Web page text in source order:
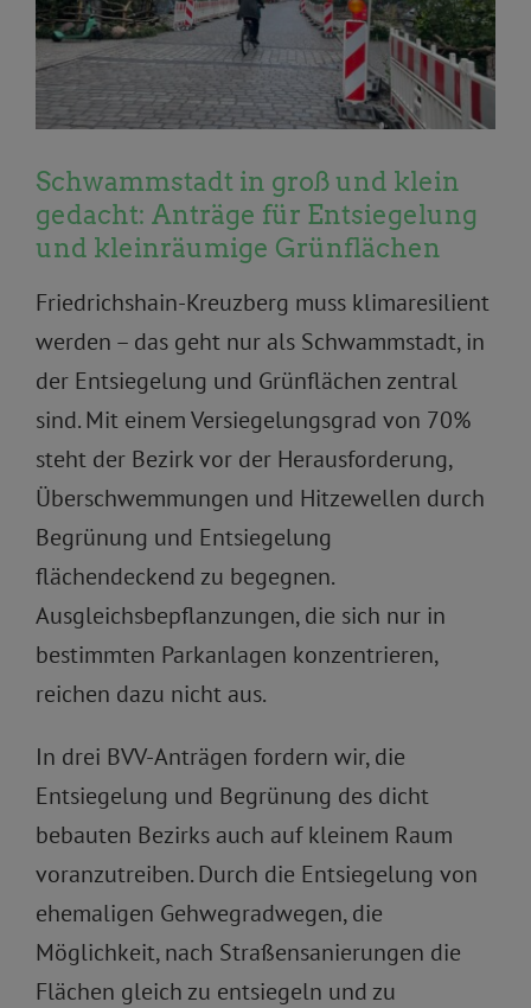
Schwammstadt in groß und klein
gedacht: Anträge für Entsiegelung
und kleinräumige Grünflächen
Friedrichshain-Kreuzberg muss klimaresilient
werden – das geht nur als Schwammstadt, in
der Entsiegelung und Grünflächen zentral
sind. Mit einem Versiegelungsgrad von 70%
steht der Bezirk vor der Herausforderung,
Überschwemmungen und Hitzewellen durch
Begrünung und Entsiegelung
flächendeckend zu begegnen.
Ausgleichsbepflanzungen, die sich nur in
bestimmten Parkanlagen konzentrieren,
reichen dazu nicht aus.
In drei BVV-Anträgen fordern wir, die
Entsiegelung und Begrünung des dicht
bebauten Bezirks auch auf kleinem Raum
voranzutreiben. Durch die Entsiegelung von
ehemaligen Gehwegradwegen, die
Möglichkeit, nach Straßensanierungen die
Flächen gleich zu entsiegeln und zu